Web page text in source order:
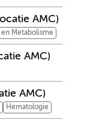
AMC)
Metabolisme
AMC)
AMC)
Hematologie